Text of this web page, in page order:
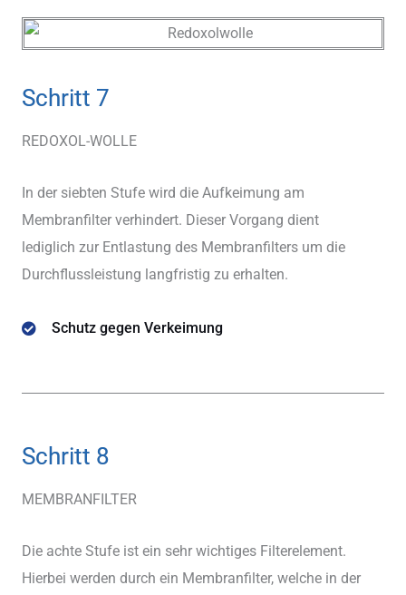
Schritt 7
REDOXOL-WOLLE
In der siebten Stufe wird die Aufkeimung am
Membranfilter verhindert. Dieser Vorgang dient
lediglich zur Entlastung des Membranfilters um die
Durchflussleistung langfristig zu erhalten.
Schutz gegen Verkeimung
Schritt 8
MEMBRANFILTER
Die achte Stufe ist ein sehr wichtiges Filterelement.
Hierbei werden durch ein Membranfilter, welche in der